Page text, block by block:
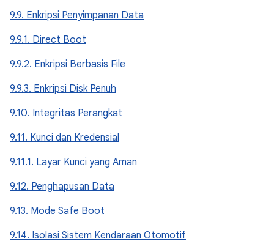
9.9. Enkripsi Penyimpanan Data
9.9.1. Direct Boot
9.9.2. Enkripsi Berbasis File
9.9.3. Enkripsi Disk Penuh
9.10. Integritas Perangkat
9.11. Kunci dan Kredensial
9.11.1. Layar Kunci yang Aman
9.12. Penghapusan Data
9.13. Mode Safe Boot
9.14. Isolasi Sistem Kendaraan Otomotif